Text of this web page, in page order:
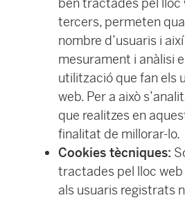
tercers, permeten
nombre d’usuaris i
mesurament i anàlisi
utilització que fan els
web. Per a això
que realitzes en
finalitat de millorar-lo.
Cookies tècniques:
tractades pel lloc
als usuaris registrats